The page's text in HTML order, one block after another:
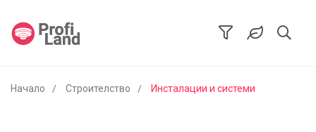
Начало Строителство Инсталации и системи